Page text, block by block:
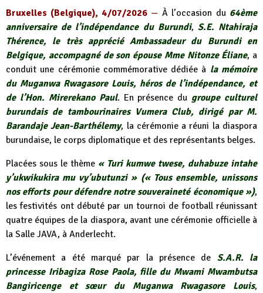
Bruxelles (Belgique), 4/07/2026— À l’occasion du 64ème
anniversaire de l’indépendance du Burundi, S.E. Ntahiraja
Thérence, le très apprécié Ambassadeur du Burundi en
Belgique, accompagné de son épouse Mme Nitonze Éliane, a
conduit une cérémonie commémorative dédiée à la mémoire
du Muganwa Rwagasore Louis, héros de l’indépendance, et
de l’Hon. Mirerekano Paul. En présence du groupe culturel
burundais de tambourinaires Vumera Club, dirigé par M.
Barandaje Jean-Barthélemy, la cérémonie a réuni la diaspora
burundaise, le corps diplomatique et des représentants belges.
Placées sous le thème « Turi kumwe twese, duhabuze intahe
y’ukwikukira mu vy’ubutunzi » (« Tous ensemble, unissons
nos efforts pour défendre notre souveraineté économique »),
les festivités ont débuté par un tournoi de football réunissant
quatre équipes de la diaspora, avant une cérémonie officielle à
la Salle JAVA, à Anderlecht.
L’événement a été marqué par la présence de S.A.R. la
princesse Iribagiza Rose Paola, fille du Mwami Mwambutsa
Bangiricenge et sœur du Muganwa Rwagasore Louis,